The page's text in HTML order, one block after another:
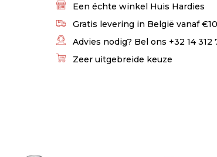
Een échte winkel Huis Hardies
Gratis levering in België vanaf
Advies nodig? Bel ons +32 14 312
Zeer uitgebreide keuze